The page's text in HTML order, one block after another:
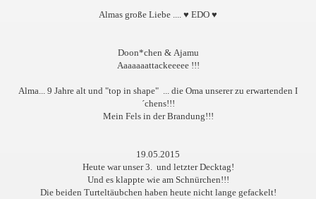
Almas große Liebe .... ♥ EDO ♥
Doon*chen & Ajamu
Aaaaaaattackeeeee !!!
Alma... 9 Jahre alt und "top in shape" ... die Oma unserer zu erwartenden I
´chens!!!
Mein Fels in der Brandung!!!
19.05.2015
Heute war unser 3. und letzter Decktag!
Und es klappte wie am Schnürchen!!!
Die beiden Turteltäubchen haben heute nicht lange gefackelt!